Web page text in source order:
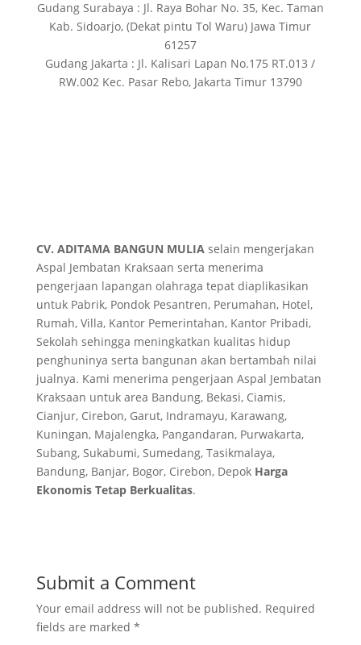
Gudang Surabaya : Jl. Raya Bohar No. 35, Kec. Taman
Kab. Sidoarjo, (Dekat pintu Tol Waru) Jawa Timur
61257
Gudang Jakarta : Jl. Kalisari Lapan No.175 RT.013 /
RW.002 Kec. Pasar Rebo, Jakarta Timur 13790
CV. ADITAMA BANGUN MULIAselain mengerjakan
Aspal Jembatan Kraksaan serta menerima
pengerjaan lapangan olahraga tepat diaplikasikan
untuk Pabrik, Pondok Pesantren, Perumahan, Hotel,
Rumah, Villa, Kantor Pemerintahan, Kantor Pribadi,
Sekolah sehingga meningkatkan kualitas hidup
penghuninya serta bangunan akan bertambah nilai
jualnya. Kami menerima pengerjaan Aspal Jembatan
Kraksaan untuk area Bandung, Bekasi, Ciamis,
Cianjur, Cirebon, Garut, Indramayu, Karawang,
Kuningan, Majalengka, Pangandaran, Purwakarta,
Subang, Sukabumi, Sumedang, Tasikmalaya,
Bandung, Banjar, Bogor, Cirebon, Depok Harga
Ekonomis Tetap Berkualitas.
Submit a Comment
Your email address will not be published. Required
fields are marked *